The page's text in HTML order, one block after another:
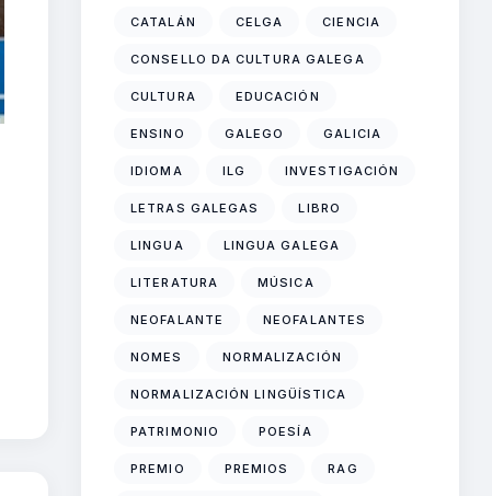
CATALÁN CELGA CIENCIA
CONSELLO DA CULTURA GALEGA
CULTURA EDUCACIÓN
ENSINO GALEGO GALICIA
IDIOMA ILG INVESTIGACIÓN
LETRAS GALEGAS LIBRO
LINGUA LINGUA GALEGA
LITERATURA MÚSICA
NEOFALANTE NEOFALANTES
NOMES NORMALIZACIÓN
NORMALIZACIÓN LINGÜÍSTICA
PATRIMONIO POESÍA
PREMIO PREMIOS RAG